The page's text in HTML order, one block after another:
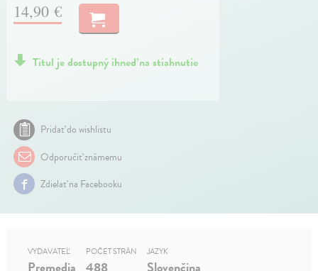
14,90 €
Titul je dostupný ihneď na stiahnutie
Pridať do wishlistu
Odporučiť známemu
Zdielať na Facebooku
VYDAVATEĽ
Premedia
POČET STRÁN
488
JAZYK
Slovenčina